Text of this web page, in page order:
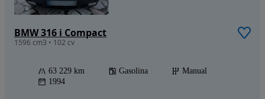
BMW 316 i Compact
1596 cm3 • 102 cv
63 229 km Gasolina
Manual
1994